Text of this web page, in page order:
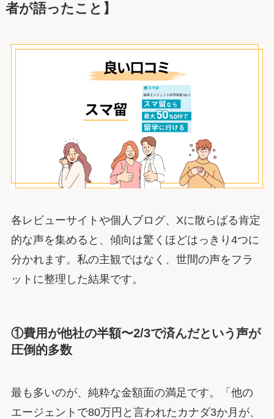
者が語ったこと】
各レビューサイトや個人ブログ、Xに散らばる肯定
的な声を集めると、傾向は驚くほどはっきり4つに
分かれます。私の主観ではなく、世間の声をフラ
ットに整理した結果です。
①費用が他社の半額〜2/3で済んだという声が
圧倒的多数
最も多いのが、純粋な金額面の満足です。「他の
エージェントで80万円と言われたカナダ3か月が、